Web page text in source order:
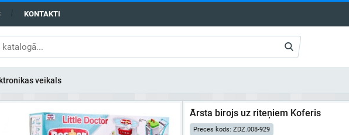
KONTAKTI
veikals
Ārsta birojs uz riteņiem Koferis
Preces kods: ZDZ.008-929